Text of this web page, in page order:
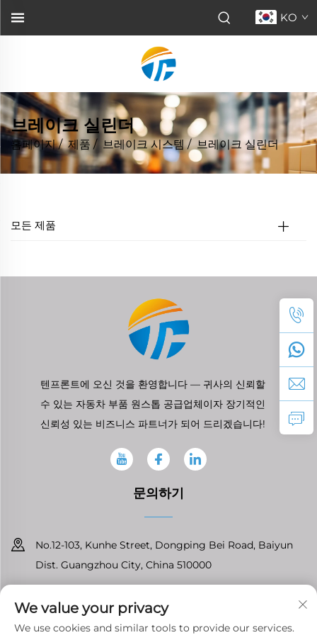
KO
브레이크 실린더
홈페이지/제품 / 브레이크 시스템/브레이크 실린더
모든 제품
텐프론트에 오신 것을 환영합니다 — 귀사의 신뢰할
수 있는 자동차 부품 원스톱 공급업체이자 장기적인
신뢰성 있는 비즈니스 파트너가 되어 드리겠습니다!
문의하기
No.12-103, Kunhe Street, Dongping Bei Road, Baiyun
Dist. Guangzhou City, China 510000
[email protected]
We value your privacy
We use cookies and similar tools to provide our services.